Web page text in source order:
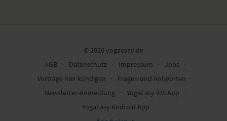
© 2026 yogaeasy.de
AGB
∙ Datenschutz ∙ Impressum ∙ Jobs
∙
Verträge hier kündigen
∙ Fragen und Antworten
∙
Newsletter-Anmeldung
∙ YogaEasy iOS App
∙
YogaEasy Android App